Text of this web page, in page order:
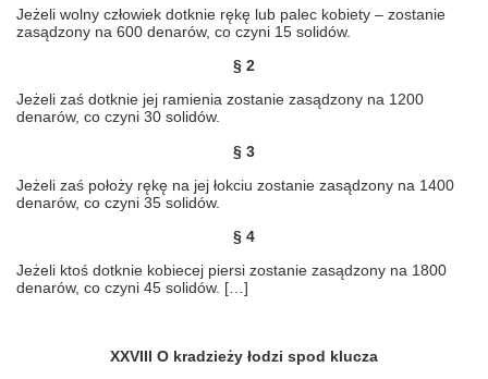
Jeżeli wolny człowiek dotknie rękę lub palec kobiety – zostanie
zasądzony na 600 denarów, co czyni 15 solidów.
§ 2
Jeżeli zaś dotknie jej ramienia zostanie zasądzony na 1200
denarów, co czyni 30 solidów.
§ 3
Jeżeli zaś położy rękę na jej łokciu zostanie zasądzony na 1400
denarów, co czyni 35 solidów.
§ 4
Jeżeli ktoś dotknie kobiecej piersi zostanie zasądzony na 1800
denarów, co czyni 45 solidów. […]
XXVIII O kradzieży łodzi spod klucza